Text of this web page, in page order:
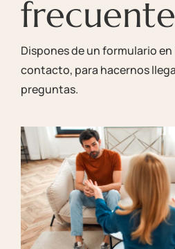
Dispones de un formulario en
contacto, para hacernos
preguntas.